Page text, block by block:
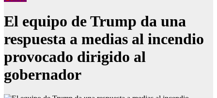
El equipo de Trump da una
respuesta a medias al incendio
provocado dirigido al
gobernador